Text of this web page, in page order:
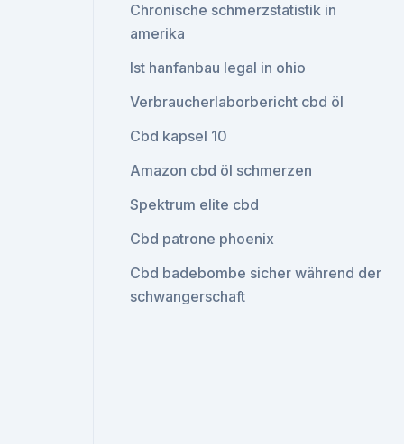
Chronische schmerzstatistik in
amerika
Ist hanfanbau legal in ohio
Verbraucherlaborbericht cbd öl
Cbd kapsel 10
Amazon cbd öl schmerzen
Spektrum elite cbd
Cbd patrone phoenix
Cbd badebombe sicher während der
schwangerschaft